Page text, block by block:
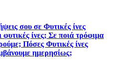
σου σε Φυτικές ίνες
ίνες; Σε ποιά τρόφιμα
Πόσες Φυτικές ίνες
ημερησίως;